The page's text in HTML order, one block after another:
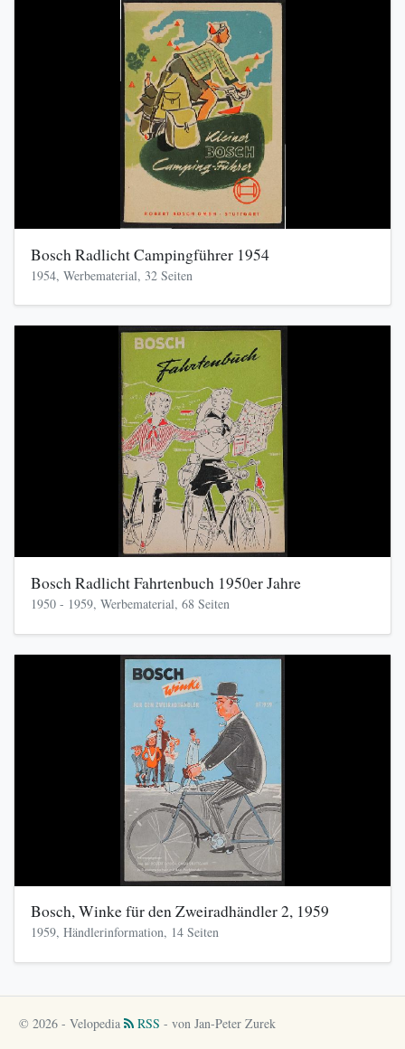
Bosch Radlicht Campingführer 1954
1954, Werbematerial, 32 Seiten
Bosch Radlicht Fahrtenbuch 1950er Jahre
1950 - 1959, Werbematerial, 68 Seiten
Bosch, Winke für den Zweiradhändler 2, 1959
1959, Händlerinformation, 14 Seiten
© 2026 - Velopedia RSS - von Jan-Peter Zurek